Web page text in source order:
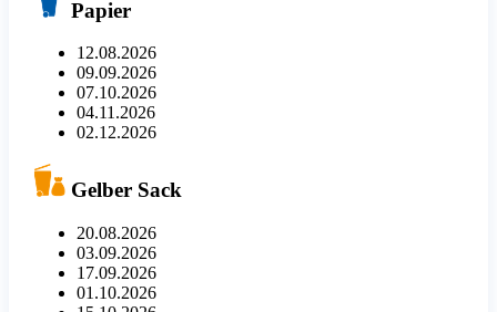
Papier
12.08.2026
09.09.2026
07.10.2026
04.11.2026
02.12.2026
Gelber Sack
20.08.2026
03.09.2026
17.09.2026
01.10.2026